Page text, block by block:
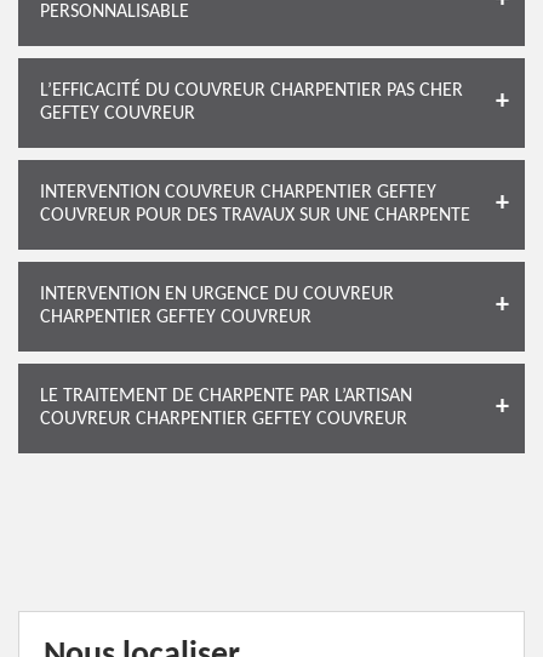
PERSONNALISABLE
L’EFFICACITÉ DU COUVREUR CHARPENTIER PAS CHER
GEFTEY COUVREUR
INTERVENTION COUVREUR CHARPENTIER GEFTEY
COUVREUR POUR DES TRAVAUX SUR UNE CHARPENTE
INTERVENTION EN URGENCE DU COUVREUR
CHARPENTIER GEFTEY COUVREUR
LE TRAITEMENT DE CHARPENTE PAR L’ARTISAN
COUVREUR CHARPENTIER GEFTEY COUVREUR